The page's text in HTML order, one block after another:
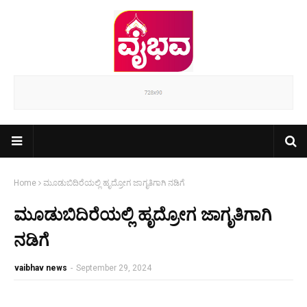
Home ಮೂಡುಬಿದಿರೆಯಲ್ಲಿ ಹೃದ್ರೋಗ ಜಾಗೃತಿಗಾಗಿ ನಡಿಗೆ
ಮೂಡುಬಿದಿರೆಯಲ್ಲಿ ಹೃದ್ರೋಗ ಜಾಗೃತಿಗಾಗಿ
ನಡಿಗೆ
vaibhav news - September 29, 2024